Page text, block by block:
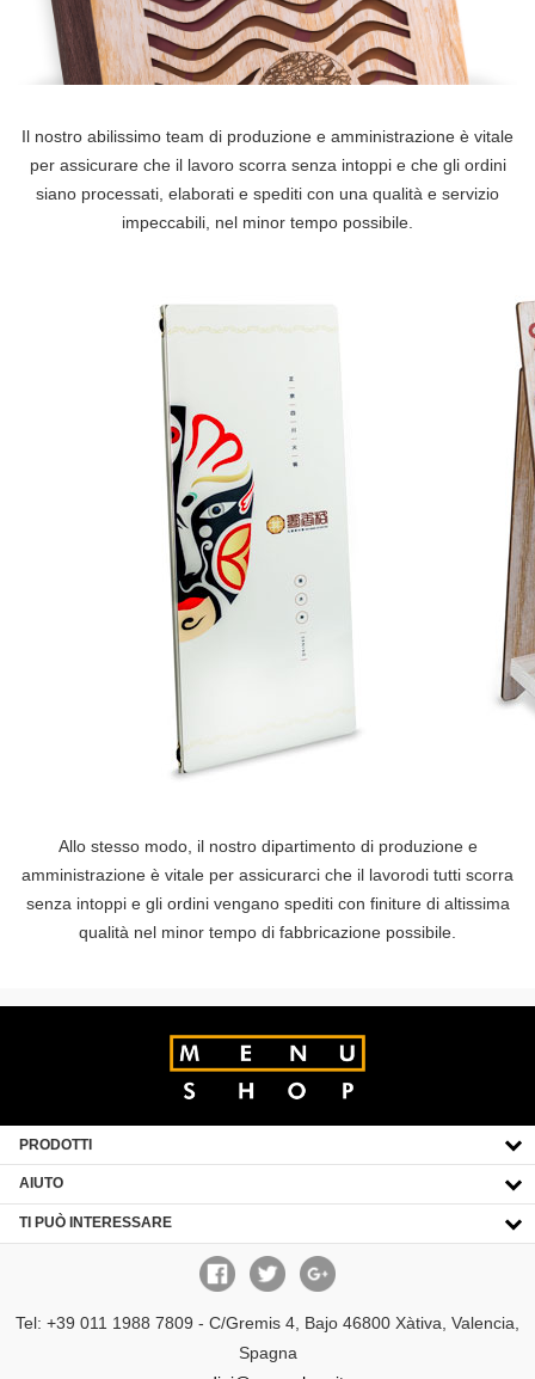
Il nostro abilissimo team di produzione e amministrazione è vitale
per assicurare che il lavoro scorra senza intoppi e che gli ordini
siano processati, elaborati e spediti con una qualità e servizio
impeccabili, nel minor tempo possibile.
Allo stesso modo, il nostro dipartimento di produzione e
amministrazione è vitale per assicurarci che il lavorodi tutti scorra
senza intoppi e gli ordini vengano spediti con finiture di altissima
qualità nel minor tempo di fabbricazione possibile.
PRODOTTI
AIUTO
TI PUÒ INTERESSARE
Tel: +39 011 1988 7809 - C/Gremis 4, Bajo 46800 Xàtiva, Valencia,
Spagna